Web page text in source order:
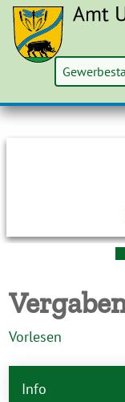
Vorlesen
Info